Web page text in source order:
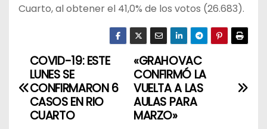
Cuarto, al obtener el 41,0% de los votos (26.683).
N
a
«GRAHOVAC
CONFIRMÓ LA
VUELTA A LAS
AULAS PARA
MARZO»
COVID-19: ESTE
LUNES SE
CONFIRMARON 6
CASOS EN RIO
CUARTO